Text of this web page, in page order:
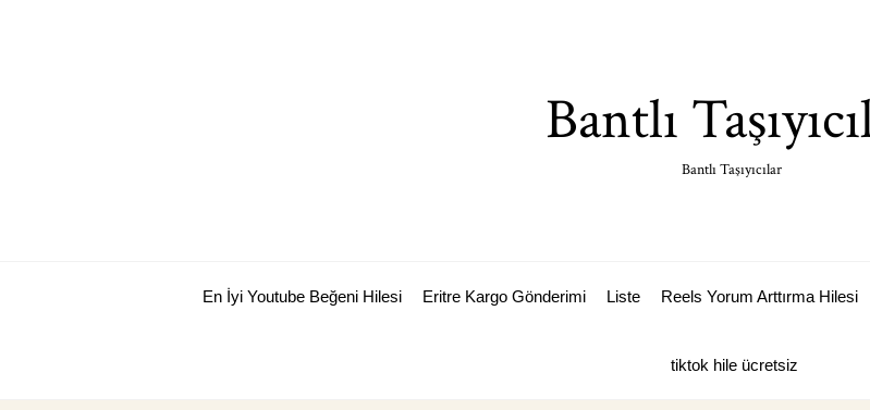
Bantlı
Bantlı Taşıyıcılar
En İyi Youtube Beğeni Hilesi Eritre Kargo Gönderimi Liste Reels Yorum Arttırma Hilesi
tiktok hile ücretsiz